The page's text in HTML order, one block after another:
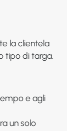
la clientela
tipo di targa.
e agli
un solo